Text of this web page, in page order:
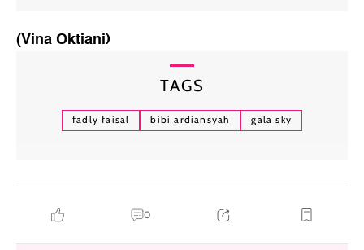
(Vina Oktiani)
TAGS
fadly faisal bibi ardiansyah gala sky
0